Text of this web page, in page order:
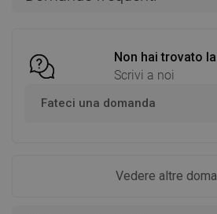
Non hai trovato
Scrivi a noi
Fateci una domanda
Vedere altre